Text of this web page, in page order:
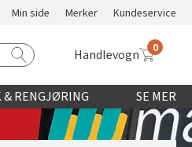
Min side Merker Kundeservice
Handlevogn 0
& RENGJØRING SE MER